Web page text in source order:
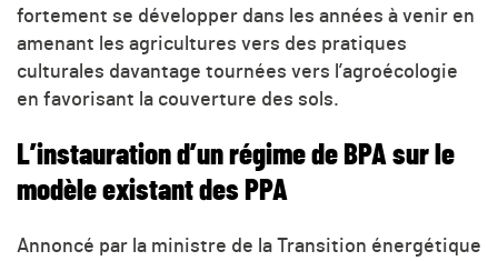
fortement se développer dans les années à venir en
amenant les agricultures vers des pratiques
culturales davantage tournées vers l’agroécologie
en favorisant la couverture des sols.
L’instauration d’un régime de BPA sur le
modèle existant des PPA
Annoncé par la ministre de la Transition énergétique